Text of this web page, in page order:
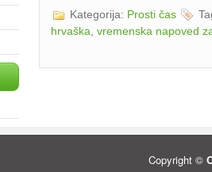
Kategorija: Prosti čas
hrvaška, vremenska napoved
Copyright ©